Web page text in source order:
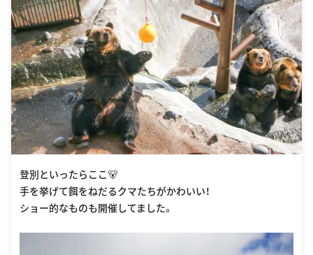
登別といったらここ🐻
手を挙げて餌をねだるクマたちがかわいい！
ショー的なものも開催してました。